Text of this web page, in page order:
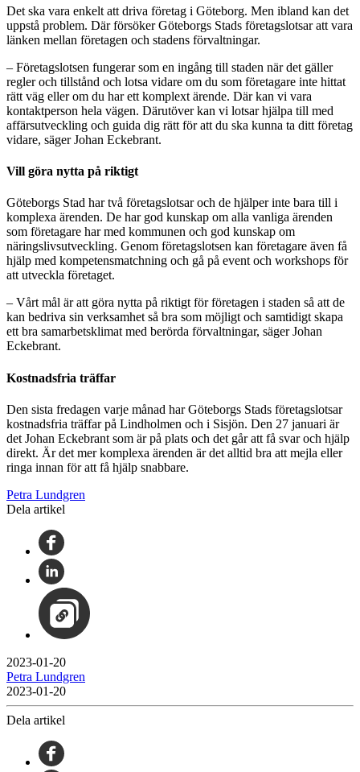
Det ska vara enkelt att driva företag i Göteborg. Men ibland kan det
uppstå problem. Där försöker Göteborgs Stads företagslotsar att vara
länken mellan företagen och stadens förvaltningar.
– Företagslotsen fungerar som en ingång till staden när det gäller
regler och tillstånd och lotsa vidare om du som företagare inte hittat
rätt väg eller om du har ett komplext ärende. Där kan vi vara
kontaktperson hela vägen. Därutöver kan vi lotsar hjälpa till med
affärsutveckling och guida dig rätt för att du ska kunna ta ditt företag
vidare, säger Johan Eckebrant.
Vill göra nytta på riktigt
Göteborgs Stad har två företagslotsar och de hjälper inte bara till i
komplexa ärenden. De har god kunskap om alla vanliga ärenden
som företagare har med kommunen och god kunskap om
näringslivsutveckling. Genom företagslotsen kan företagare även få
hjälp med kompetensmatchning och gå på event och workshops för
att utveckla företaget.
– Vårt mål är att göra nytta på riktigt för företagen i staden så att de
kan bedriva sin verksamhet så bra som möjligt och samtidigt skapa
ett bra samarbetsklimat med berörda förvaltningar, säger Johan
Eckebrant.
Kostnadsfria träffar
Den sista fredagen varje månad har Göteborgs Stads företagslotsar
kostnadsfria träffar på Lindholmen och i Sisjön. Den 27 januari är
det Johan Eckebrant som är på plats och det går att få svar och hjälp
direkt. Är det mer komplexa ärenden är det alltid bra att mejla eller
ringa innan för att få hjälp snabbare.
Petra Lundgren
Dela artikel
2023-01-20
Petra Lundgren
2023-01-20
Dela artikel